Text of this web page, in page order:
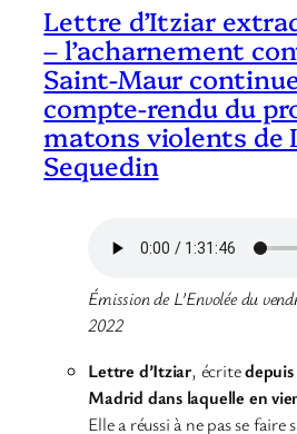
Lettre d’Itziar
– l’acharnement
Saint-Maur
compte-rendu du
matons violents de
Sequedin
Émission de L’Envolée du
2022
Lettre d’Itziar, écrite
Madrid dans laquelle en
Elle a réussi à ne pas se faire